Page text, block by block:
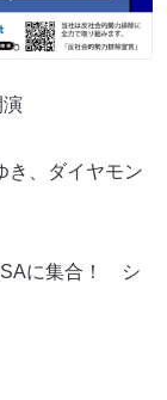
演
き、ダイヤモン
に集合！ シ